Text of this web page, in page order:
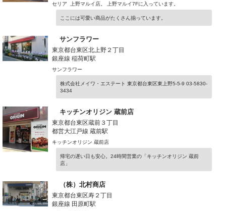
セリア 上野マルイ店。 上野マルイ7Fに入っています。
ここには可愛い商品がたくさん揃っています。
サンフラワー
東京都台東区北上野２丁目
銀座線 稲荷町駅
サンフラワー
株式会社メイワ・エステート 東京都台東区東上野5-5-9 03-5830-
3434
キッチンオリジン 蔵前店
東京都台東区蔵前３丁目
都営大江戸線 蔵前駅
キッチンオリジン 蔵前店
帰宅の遅い日も安心。24時間営業の「キッチンオリジン 蔵前
店」
（株）北村商店
東京都台東区寿２丁目
銀座線 田原町駅